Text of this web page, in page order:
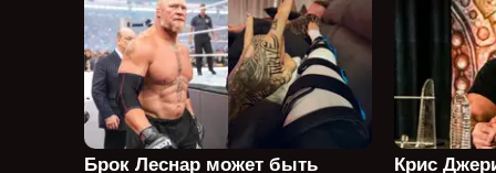
Брок Леснар может быть
Крис